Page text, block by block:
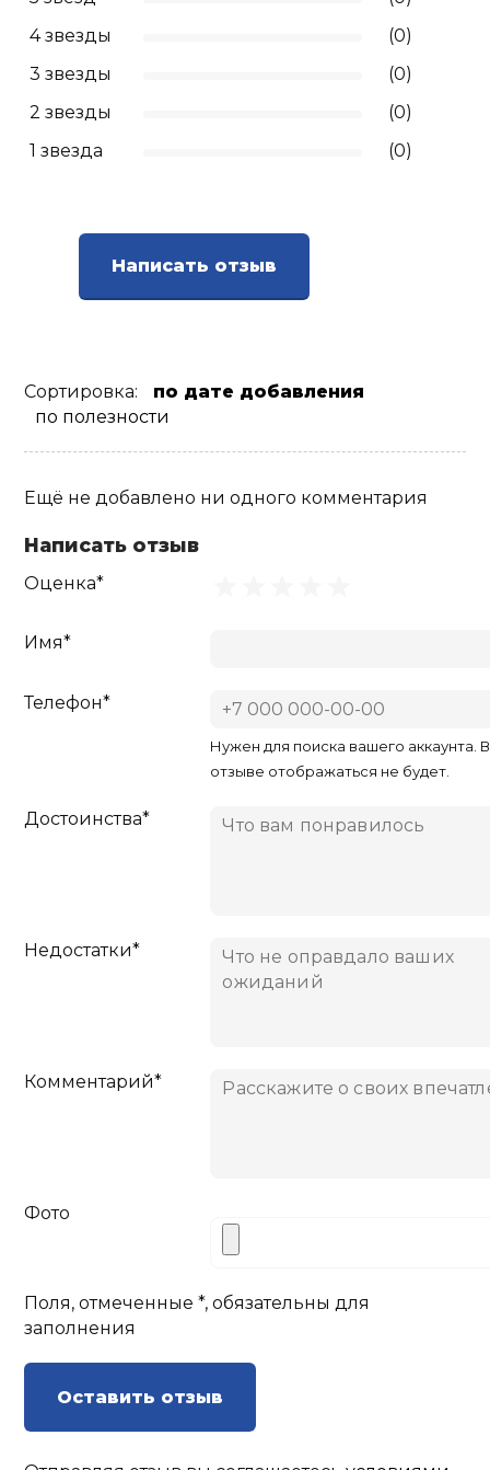
4 звезды
(0)
3 звезды
(0)
2 звезды
(0)
1 звезда
(0)
Написать отзыв
Сортировка:
по дате добавления
по полезности
Ещё не добавлено ни одного комментария
Написать отзыв
Оценка*
Имя*
Телефон*
Нужен для поиска вашего аккаунта. В
отзыве отображаться не будет.
Достоинства*
Недостатки*
Комментарий*
Фото
Поля, отмеченные *, обязательны для
заполнения
Оставить отзыв